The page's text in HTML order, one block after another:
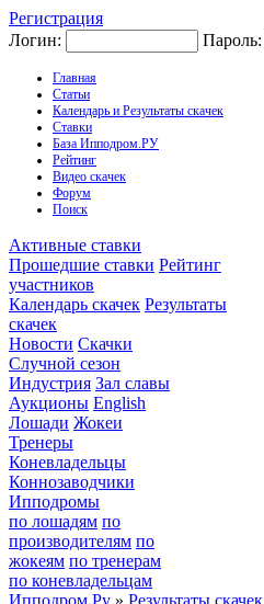
Регистрация
Логин:
Пароль:
Главная
Статьи
Календарь и Результаты скачек
Ставки
База Ипподром.РУ
Рейтинг
Видео скачек
Форум
Поиск
Активные ставки
Прошедшие ставки Рейтинг
участников
Календарь скачек Результаты
скачек
Новости Скачки
Случной сезон
Индустрия Зал славы
Аукционы English
Лошади Жокеи
Тренеры
Коневладельцы
Коннозаводчики
Ипподромы
по лошадям по
производителям по
жокеям по тренерам
по коневладельцам
Ипподром.Ру » Результаты скачек